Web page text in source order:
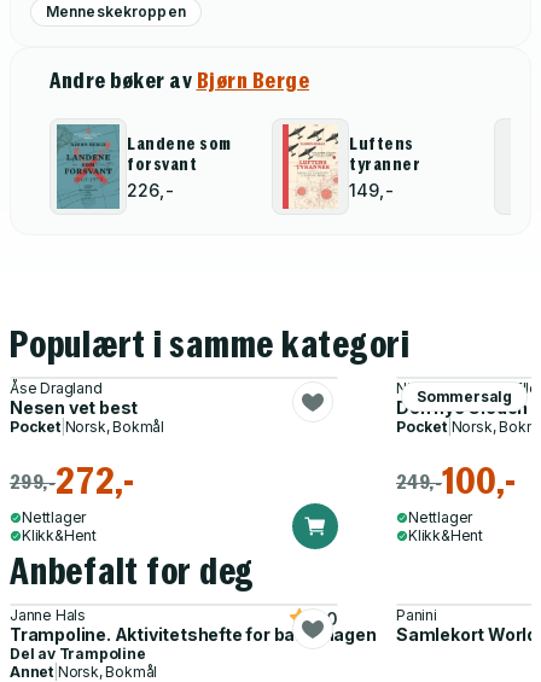
Menneskekroppen
Andre bøker av Bjørn Berge
Landene som
forsvant
226,-
Luftens
tyranner
149,-
Populært i samme kategori
Åse Dragland
Nesen vet best
Pocket| Norsk, Bokmål
299,-272,-
Nettlager
Klikk&Hent
Sommersalg
Nina Brochmann,
Den nye Gleden
Pocket| Norsk,
249,-100,-
Nettlager
Klikk&Hent
Anbefalt for deg
Janne Hals
Trampoline. Aktivitetshefte for barnehagen
5.0
Del av Trampoline
Annet Norsk, Bokmål
Panini
Samlekort